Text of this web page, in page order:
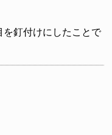
を釘付けにしたことで